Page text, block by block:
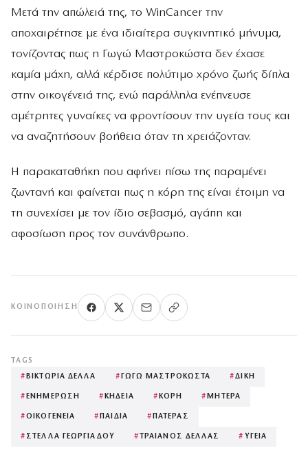
Μετά την απώλειά της, το WinCancer την
αποχαιρέτησε με ένα ιδιαίτερα συγκινητικό μήνυμα,
τονίζοντας πως η Γωγώ Μαστροκώστα δεν έχασε
καμία μάχη, αλλά κέρδισε πολύτιμο χρόνο ζωής δίπλα
στην οικογένειά της, ενώ παράλληλα ενέπνευσε
αμέτρητες γυναίκες να φροντίσουν την υγεία τους και
να αναζητήσουν βοήθεια όταν τη χρειάζονταν.
Η παρακαταθήκη που αφήνει πίσω της παραμένει
ζωντανή και φαίνεται πως η κόρη της είναι έτοιμη να
τη συνεχίσει με τον ίδιο σεβασμό, αγάπη και
αφοσίωση προς τον συνάνθρωπο.
ΚΟΙΝΟΠΟΊΗΣΗ
TAGS
# ΒΙΚΤΩΡΙΑ ΔΕΛΛΑ # ΓΩΓΩ ΜΑΣΤΡΟΚΩΣΤΑ #ΔΙΚΗ
# ΕΝΗΜΕΡΩΣΗ # ΚΗΔΕΙΑ # ΚΟΡΗ # ΜΗΤΕΡΑ
#ΟΙΚΟΓΕΝΕΙΑ # ΠΑΙΔΙΑ # ΠΑΤΕΡΑΣ
# ΣΤΕΛΛΑ ΓΕΩΡΓΙΑΔΟΥ # ΤΡΑΙΑΝΟΣ ΔΕΛΛΑΣ # ΥΓΕΙΑ